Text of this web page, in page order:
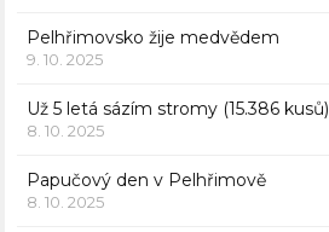
Pelhřimovsko žije medvědem
9. 10. 2025
Už 5 letá sázím stromy (15.386 kusů)
8. 10. 2025
Papučový den v Pelhřimově
8. 10. 2025